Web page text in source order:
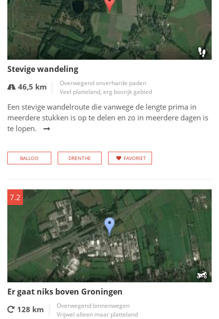
Stevige wandeling
46,5 km
Overwegend onverharde paden
Veel platteland, erg bosrijk gebied
Een stevige wandelroute die vanwege de lengte prima in
meerdere stukken is op te delen en zo in meerdere dagen is
te lopen.
BALLOO DRENTHE FAVORIET
7.2
Er gaat niks boven Groningen
128 km
Overwegend binnenwegen
Vrijwel alleen maar platteland